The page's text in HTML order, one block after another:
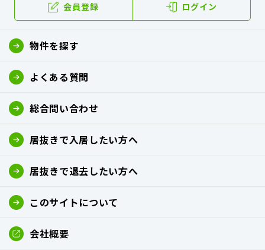
会員登録 ログイン
物件を探す
よくある質問
総合問い合わせ
居抜きで入居したい方へ
居抜きで退去したい方へ
このサイトについて
会社概要